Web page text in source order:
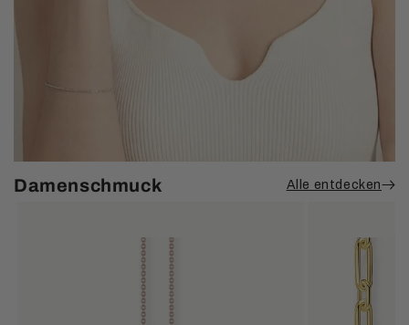
Damenschmuck Alle entdecken